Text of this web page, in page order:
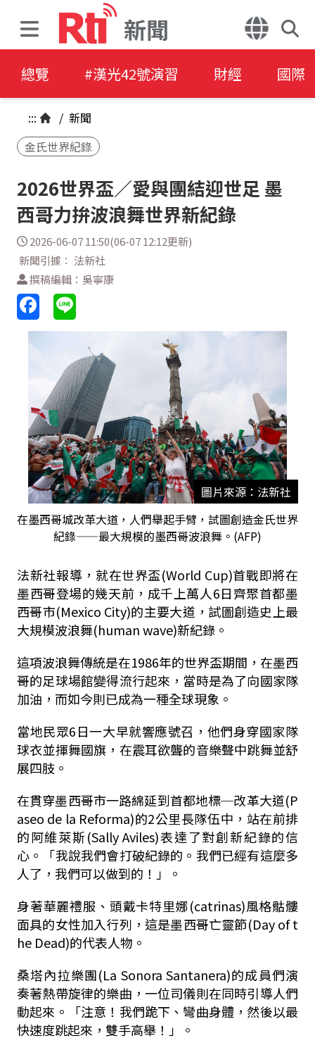
新聞
總覽 #漢光42號演習 財經 國際
::: / 新聞
金氏世界紀錄
2026世界盃／愛與團結迎世足 墨
西哥力拚波浪舞世界新紀錄
2026-06-07 11:50(06-07 12:12更新)
新聞引據： 法新社
撰稿編輯：吳寧康
圖片來源：法新社
在墨西哥城改革大道，人們舉起手臂，試圖創造金氏世界
紀錄——最大規模的墨西哥波浪舞。(AFP)
法新社報導，就在世界盃(World Cup)首戰即將在
墨西哥登場的幾天前，成千上萬人6日齊聚首都墨
西哥市(Mexico City)的主要大道，試圖創造史上最
大規模波浪舞(human wave)新紀錄。
這項波浪舞傳統是在1986年的世界盃期間，在墨西
哥的足球場館變得流行起來，當時是為了向國家隊
加油，而如今則已成為一種全球現象。
當地民眾6日一大早就響應號召，他們身穿國家隊
球衣並揮舞國旗，在震耳欲聾的音樂聲中跳舞並舒
展四肢。
在貫穿墨西哥市一路綿延到首都地標─改革大道(P
aseo de la Reforma)的2公里長隊伍中，站在前排
的阿維萊斯(Sally Aviles)表達了對創新紀錄的信
心。「我說我們會打破紀錄的。我們已經有這麼多
人了，我們可以做到的！」。
身著華麗禮服、頭戴卡特里娜(catrinas)風格骷髏
面具的女性加入行列，這是墨西哥亡靈節(Day of t
he Dead)的代表人物。
桑塔內拉樂團(La Sonora Santanera)的成員們演
奏著熱帶旋律的樂曲，一位司儀則在同時引導人們
動起來。「注意！我們跪下、彎曲身體，然後以最
快速度跳起來，雙手高舉！」。